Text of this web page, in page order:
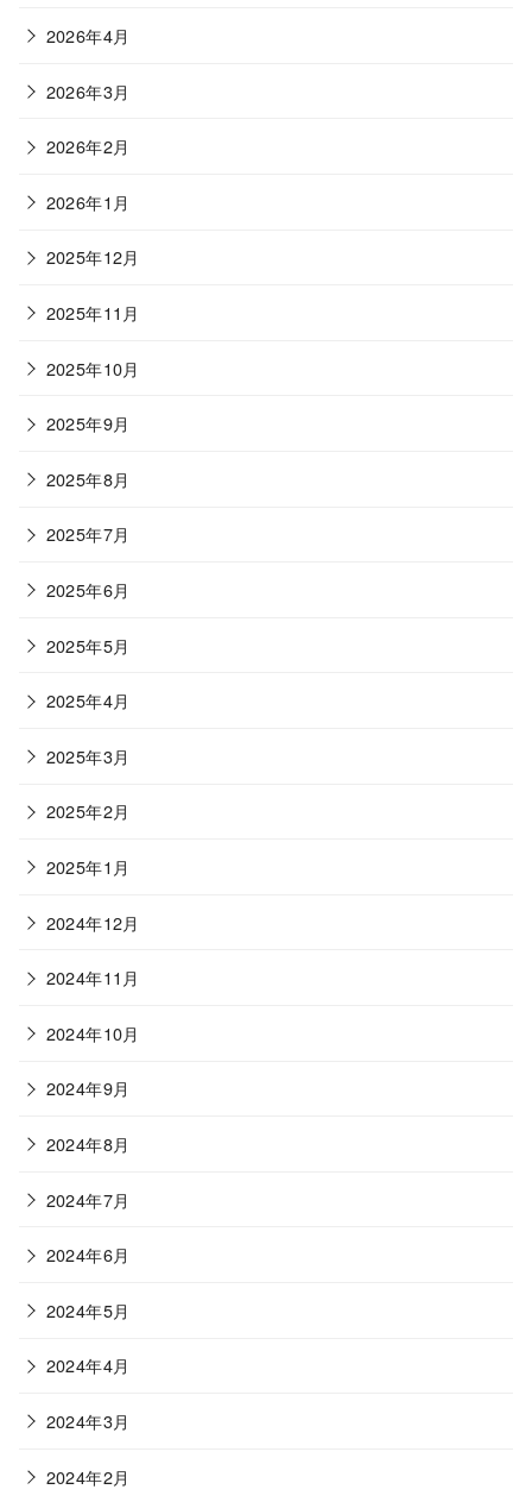
2026年4月
2026年3月
2026年2月
2026年1月
2025年12月
2025年11月
2025年10月
2025年9月
2025年8月
2025年7月
2025年6月
2025年5月
2025年4月
2025年3月
2025年2月
2025年1月
2024年12月
2024年11月
2024年10月
2024年9月
2024年8月
2024年7月
2024年6月
2024年5月
2024年4月
2024年3月
2024年2月